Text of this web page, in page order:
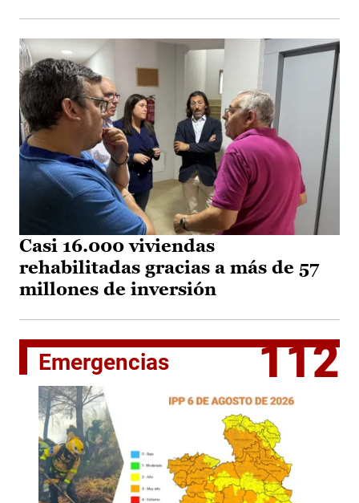
Casi 16.000 viviendas
rehabilitadas gracias a más de 57
millones de inversión
Emergencias 112